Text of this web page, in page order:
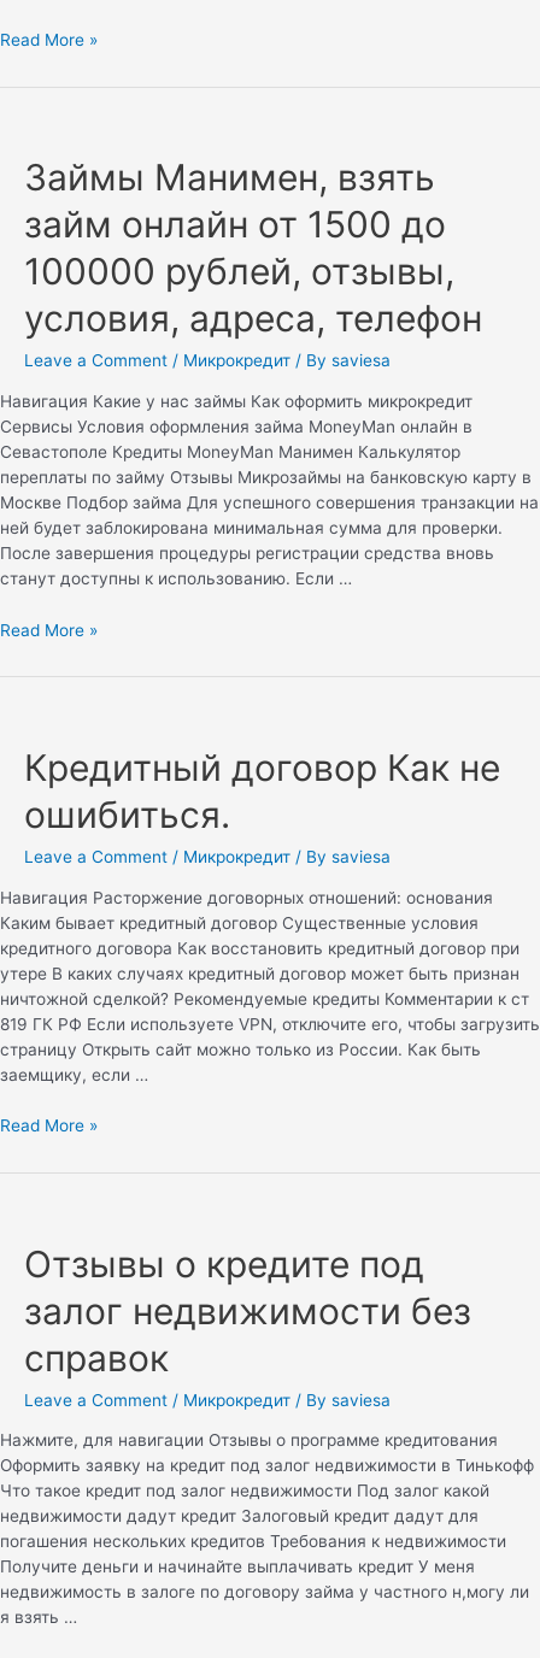
Read More »
Займы Манимен, взять
займ онлайн от 1500 до
100000 рублей, отзывы,
условия, адреса, телефон
Leave a Comment / Микрокредит / By saviesa
Навигация Какие у нас займы Как оформить микрокредит
Сервисы Условия оформления займа MoneyMan онлайн в
Севастополе Кредиты MoneyMan Манимен Калькулятор
переплаты по займу Отзывы Микрозаймы на банковскую карту в
Москве Подбор займа Для успешного совершения транзакции на
ней будет заблокирована минимальная сумма для проверки.
После завершения процедуры регистрации средства вновь
станут доступны к использованию. Если …
Read More »
Кредитный договор Как не
ошибиться.
Leave a Comment / Микрокредит / By saviesa
Навигация Расторжение договорных отношений: основания
Каким бывает кредитный договор Существенные условия
кредитного договора Как восстановить кредитный договор при
утере В каких случаях кредитный договор может быть признан
ничтожной сделкой? Рекомендуемые кредиты Комментарии к ст
819 ГК РФ Если используете VPN, отключите его, чтобы загрузить
страницу Открыть сайт можно только из России. Как быть
заемщику, если …
Read More »
Отзывы о кредите под
залог недвижимости без
справок
Leave a Comment / Микрокредит / By saviesa
Нажмите, для навигации Отзывы о программе кредитования
Оформить заявку на кредит под залог недвижимости в Тинькофф
Что такое кредит под залог недвижимости Под залог какой
недвижимости дадут кредит Залоговый кредит дадут для
погашения нескольких кредитов Требования к недвижимости
Получите деньги и начинайте выплачивать кредит У меня
недвижимость в залоге по договору займа у частного н,могу ли
я взять …